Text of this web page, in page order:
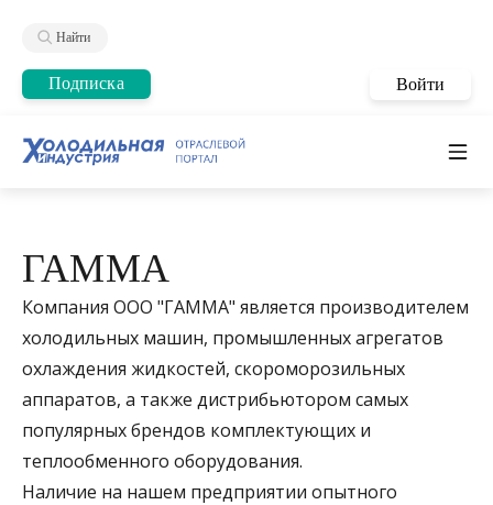
Найти
Подписка Войти
ГАММА
Компания ООО "ГАММА" является производителем
холодильных машин, промышленных агрегатов
охлаждения жидкостей, скороморозильных
аппаратов, а также дистрибьютором самых
популярных брендов комплектующих и
теплообменного оборудования.
Наличие на нашем предприятии опытного